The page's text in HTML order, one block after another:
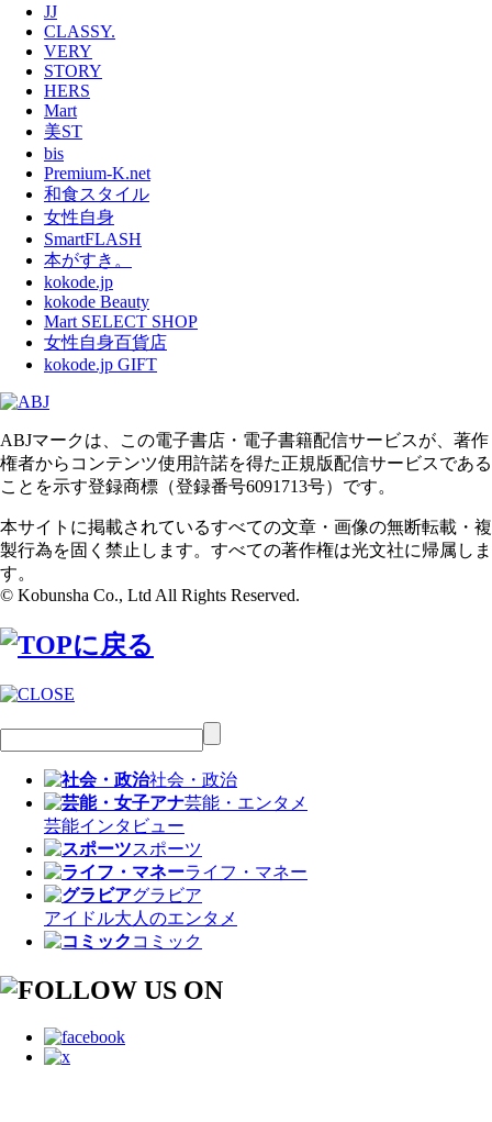
JJ
CLASSY.
VERY
STORY
HERS
Mart
美ST
bis
Premium-K.net
和食スタイル
女性自身
SmartFLASH
本がすき。
kokode.jp
kokode Beauty
Mart SELECT SHOP
女性自身百貨店
kokode.jp GIFT
ABJマークは、この電子書店・電子書籍配信サービスが、著作
権者からコンテンツ使用許諾を得た正規版配信サービスである
ことを示す登録商標（登録番号6091713号）です。
本サイトに掲載されているすべての文章・画像の無断転載・複
製行為を固く禁止します。すべての著作権は光文社に帰属しま
す。
© Kobunsha Co., Ltd All Rights Reserved.
社会・政治
芸能・エンタメ
芸能インタビュー
スポーツ
ライフ・マネー
グラビア
アイドル大人のエンタメ
コミック